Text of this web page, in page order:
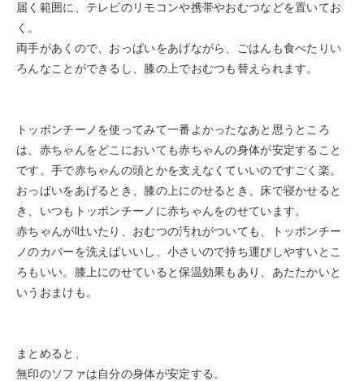
届く範囲に、テレビのリモコンや携帯やおむつなどを置いてお
く。
両手があくので、おっぱいをあげながら、ごはんも食べたりい
ろんなことができるし、膝の上でおむつも替えられます。
トッポンチーノを使ってみて一番よかったなあと思うところ
は、赤ちゃんをどこにおいても赤ちゃんの身体が安定すること
です。手で赤ちゃんの頭とかを支えなくていいのですごく楽。
おっぱいをあげるとき、膝の上にのせるとき、床で寝かせると
き、いつもトッポンチーノに赤ちゃんをのせています。
赤ちゃんが吐いたり、おむつの汚れがついても、トッポンチー
ノのカバーを洗えばいいし、小さいので持ち運びしやすいとこ
ろもいい。膝上にのせていると保温効果もあり、あたたかいと
いうおまけも。
まとめると、
無印のソファは自分の身体が安定する。